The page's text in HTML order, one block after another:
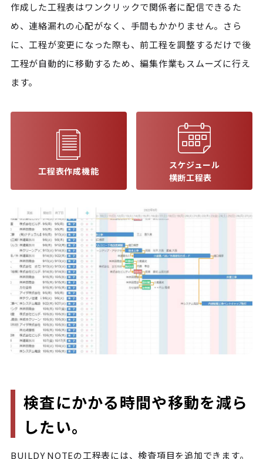
作成した工程表はワンクリックで関係者に配信できるた
め、連絡漏れの心配がなく、手間もかかりません。さら
に、工程が変更になった際も、前工程を調整するだけで後
工程が自動的に移動するため、編集作業もスムーズに行え
ます。
工程表作成機能
スケジュール
横断工程表
検査にかかる時間や移動を減ら
したい。
BUILDY NOTEの工程表には、検査項目を追加できます。